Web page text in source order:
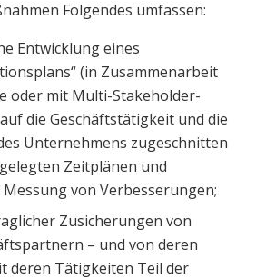
Folgendes umfassen:
Entwicklung eines
(in Zusammenarbeit
oder mit Multi-Stakeholder-
die Geschäftstätigkeit und die
Unternehmens zugeschnitten
Zeitplänen und
von Verbesserungen;
Zusicherungen von
– und von deren
deren Tätigkeiten Teil der